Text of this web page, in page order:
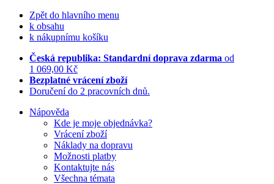
Zpět do hlavního menu
k obsahu
k nákupnímu košíku
Česká republika: Standardní doprava zdarma od
1 069,00 Kč
Bezplatné vrácení zboží
Doručení do 2 pracovních dnů.
Nápověda
Kde je moje objednávka?
Vrácení zboží
Náklady na dopravu
Možnosti platby
Kontaktujte nás
Všechna témata